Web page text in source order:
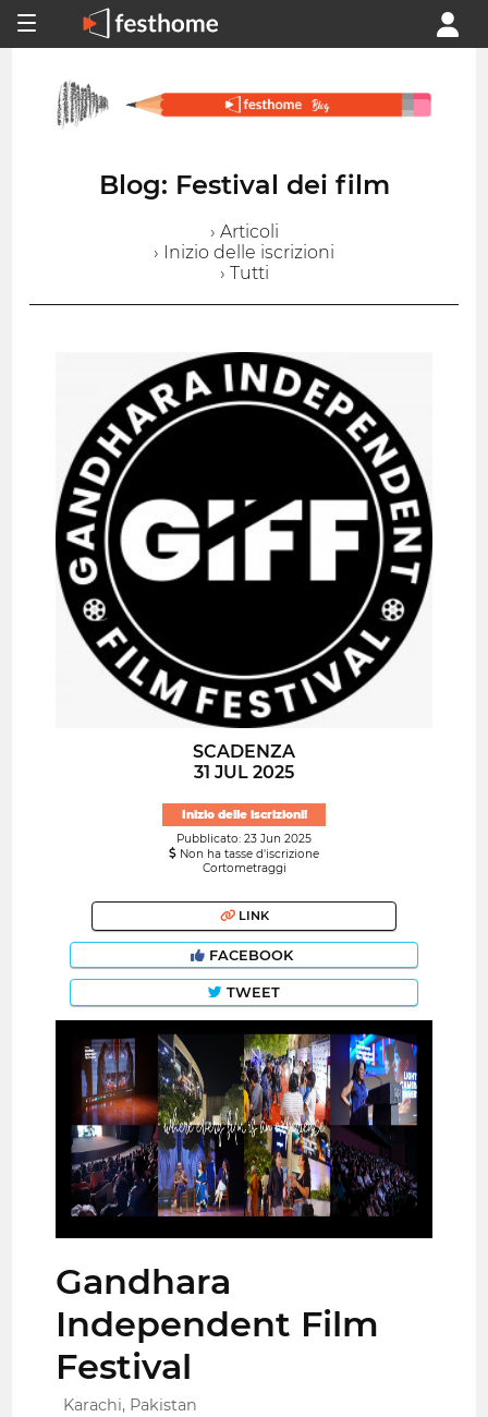
Blog: Festival dei film
› Articoli
› Inizio delle iscrizioni
› Tutti
SCADENZA
31 JUL 2025
Inizio delle iscrizioni!
Pubblicato: 23 Jun 2025
Non ha tasse d'iscrizione
Cortometraggi
LINK
FACEBOOK
TWEET
Gandhara
Independent Film
Festival
Karachi, Pakistan